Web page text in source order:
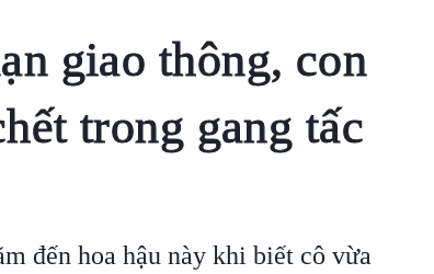
giao thông, con
trong gang tấc
đến hoa hậu này khi biết cô vừa